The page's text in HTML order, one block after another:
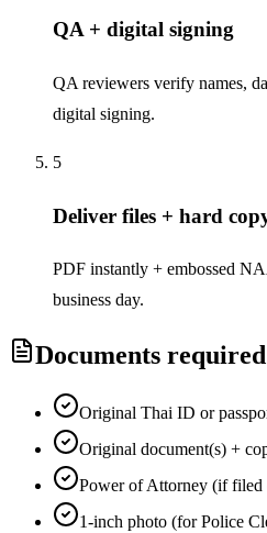
QA + digital signing
QA reviewers verify names,
digital signing.
5
Deliver files + hard
PDF instantly + embossed
business day.
Documents required
Original Thai ID or
Original document(s) +
Power of Attorney (if filed
1-inch photo (for Police